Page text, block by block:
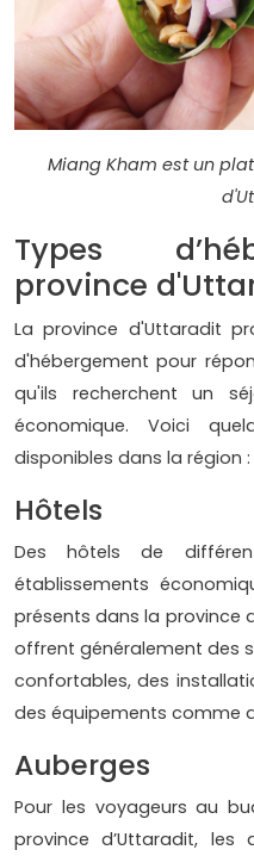
Miang Kham est un
Types
province
La province d'Uttaradit
d'hébergement pour
qu'ils recherchent un
économique. Voici
disponibles dans la région :
Hôtels
Des hôtels de
établissements
présents dans la province
offrent généralement des
confortables, des
des équipements comme
Auberges
Pour les voyageurs au
province d’Uttaradit,